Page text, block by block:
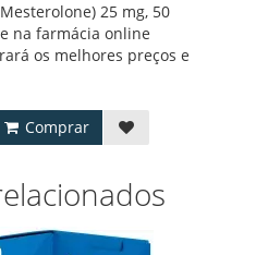
25 mg, 50
na farmácia online
os melhores preços e
Comprar